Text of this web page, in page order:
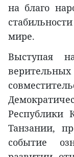
на благо
мире.
Выступая
Республики
Танзании,
событие